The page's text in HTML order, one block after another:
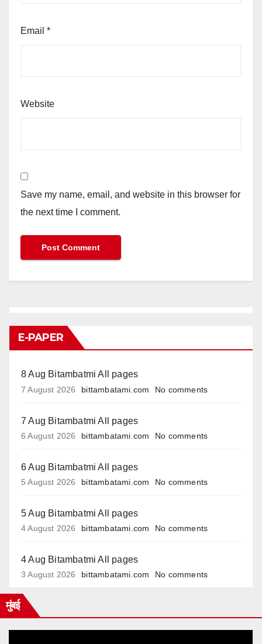
Email *
Website
Save my name, email, and website in this browser for
the next time I comment.
E-PAPER
8 Aug Bitambatmi All pages
7 August 2026 bittambatami.com No comments
7 Aug Bitambatmi All pages
6 August 2026 bittambatami.com No comments
6 Aug Bitambatmi All pages
5 August 2026 bittambatami.com No comments
5 Aug Bitambatmi All pages
4 August 2026 bittambatami.com No comments
4 Aug Bitambatmi All pages
3 August 2026 bittambatami.com No comments
मुंबई